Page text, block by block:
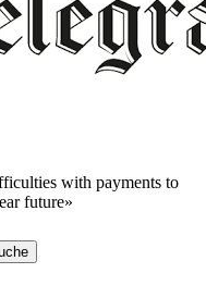
with payments to
future»